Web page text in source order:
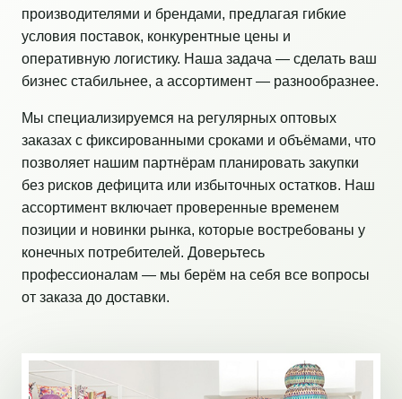
производителями и брендами, предлагая гибкие
условия поставок, конкурентные цены и
оперативную логистику. Наша задача — сделать ваш
бизнес стабильнее, а ассортимент — разнообразнее.
Мы специализируемся на регулярных оптовых
заказах с фиксированными сроками и объёмами, что
позволяет нашим партнёрам планировать закупки
без рисков дефицита или избыточных остатков. Наш
ассортимент включает проверенные временем
позиции и новинки рынка, которые востребованы у
конечных потребителей. Доверьтесь
профессионалам — мы берём на себя все вопросы
от заказа до доставки.